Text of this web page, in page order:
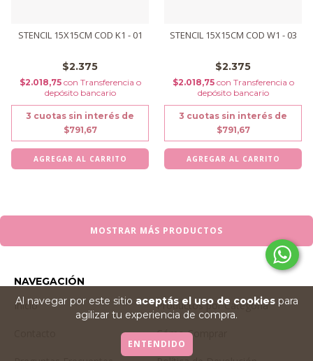
Al navegar por este sitio aceptás el uso de cookiespara
agilizar tu experiencia de compra.
ENTENDIDO
STENCIL 15X15CM COD K1 - 01
$2.375
$2.018,75 con Transferencia o
depósito bancario
3 cuotas sin interés de
$791,67
STENCIL 15X15CM COD W1 - 03
$2.375
$2.018,75 con Transferencia o
depósito bancario
3 cuotas sin interés de
$791,67
MOSTRAR MÁS PRODUCTOS
NAVEGACIÓN
Inicio Productos por Categoría
Cómo Comprar